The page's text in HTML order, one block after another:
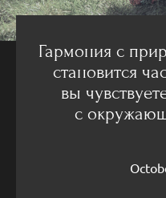
Гармония с
становится
вы
с